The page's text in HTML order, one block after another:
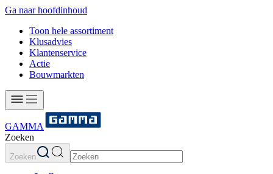
Ga naar hoofdinhoud
Toon hele assortiment
Klusadvies
Klantenservice
Actie
Bouwmarkten
GAMMA
Zoeken
Zoeken